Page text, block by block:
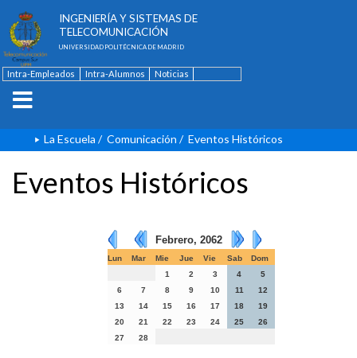
INGENIERÍA Y SISTEMAS DE
TELECOMUNICACIÓN
UNIVERSIDAD POLITÉCNICA DE MADRID
Intra-Empleados Intra-Alumnos
Noticias
La Escuela / Comunicación / Eventos Históricos
Eventos Históricos
Febrero, 2062
Lun Mar Mie Jue Vie Sab
Dom
1
2 3 4
5
6
7 8 9 10 11
12
13
14 15 16 17 18
19
20
21 22 23 24 25
26
27
28